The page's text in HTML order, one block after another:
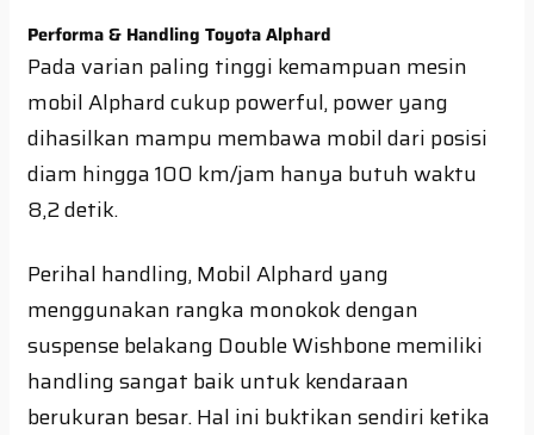
Performa & Handling Toyota Alphard
Pada varian paling tinggi kemampuan mesin
mobil Alphard cukup powerful, power yang
dihasilkan mampu membawa mobil dari posisi
diam hingga 100 km/jam hanya butuh waktu
8,2 detik.
Perihal handling, Mobil Alphard yang
menggunakan rangka monokok dengan
suspense belakang Double Wishbone memiliki
handling sangat baik untuk kendaraan
berukuran besar. Hal ini buktikan sendiri ketika